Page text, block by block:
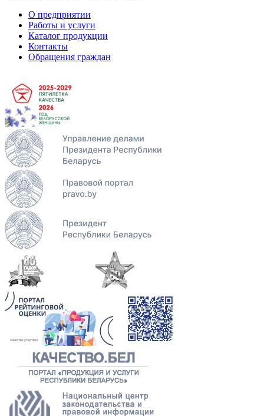
О предприятии
Работы и услуги
Каталог продукции
Контакты
Обращения граждан